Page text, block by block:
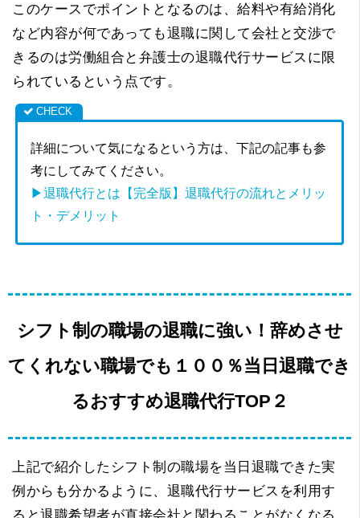
このケースでポイントとなるのは、給料や有給消化
など内容が何であっても退職に関して会社と交渉で
きるのは労働組合と弁護士の退職代行サービスに限
られているという点です。
詳細について気になるという方は、下記の記事も参
考にしてみてください。
▶退職代行とは【完全版】退職代行の流れとメリッ
ト・デメリット
シフト制の職場の退職に強い！辞めさせ
てくれない職場でも１００％当日退職でき
るおすすめ退職代行TOP２
上記で紹介したシフト制の職場を当日退職できた実
例からも分かるように、退職代行サービスを利用す